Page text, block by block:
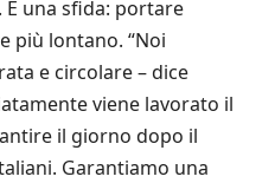
una sfida: portare
più lontano. “Noi
e circolare – dice
viene lavorato il
il giorno dopo il
Garantiamo una